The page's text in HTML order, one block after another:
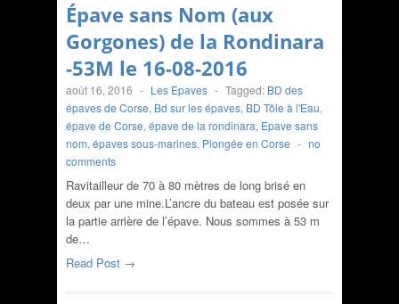
Épave sans Nom (aux
Gorgones) de la Rondinara
-53M le 16-08-2016
août 16, 2016 - Les Epaves - Tagged: BD des
épaves de Corse, Bd sur les épaves, BD Tôle à l'Eau,
épave de Corse, épave de la rondinara, Epave sans
nom, épaves sous-marines, Plongée en Corse - no
comments
Ravitailleur de 70 à 80 mètres de long brisé en
deux par une mine.L’ancre du bateau est posée sur
la partie arrière de l’épave. Nous sommes à 53 m
de…
Read Post →